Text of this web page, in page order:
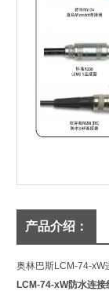
产品介绍：
奥林巴斯LCM-74-xW
LCM-74-xW防水连接